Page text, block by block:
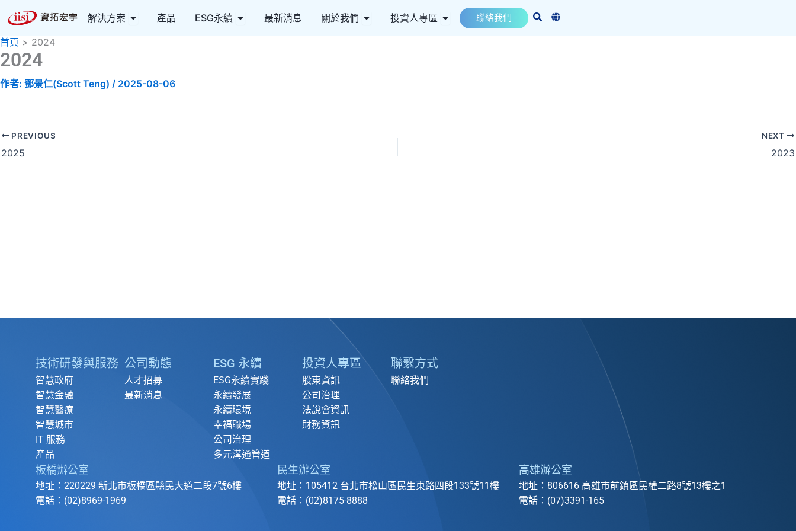
至
主
要
內
容
解決方案 Open 解決方案
產品 ESG永續 Open ESG永續
最新消息 關於我們 Open 關於我們
投資人專區 Open 投資人專區
聯絡我們
首頁 2024
2024
作者: 鄧景仁(Scott Teng) / 2025-08-06
PREVIOUS
2025
NEXT
2023
技術研發與服務
智慧政府
智慧金融
智慧醫療
智慧城市
IT 服務
產品
公司動態
人才招募
最新消息
ESG 永續
ESG永續實踐
永續發展
永續環境
幸福職場
公司治理
多元溝通管道
投資人專區
股東資訊
公司治理
法說會資訊
財務資訊
聯繫方式
聯絡我們
板橋辦公室
地址：220229 新北市板橋區縣民大道二段7號6樓
電話：(02)8969-1969
民生辦公室
地址：105412 台北市松山區民生東路四段133號11樓
電話：(02)8175-8888
高雄辦公室
地址：806616 高雄市前鎮區民權二路8號13樓之1
電話：(07)3391-165